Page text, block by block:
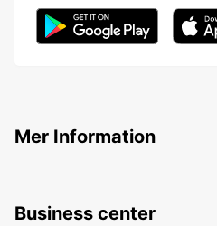
Mer Information
Business center